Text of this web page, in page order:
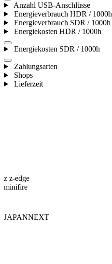
Anzahl USB-Anschlüsse
Energieverbrauch HDR / 1000h
Energieverbrauch SDR / 1000h
Energiekosten HDR / 1000h
Energiekosten SDR / 1000h
Zahlungsarten
Shops
Lieferzeit
z z-edge
minifire
JAPANNEXT